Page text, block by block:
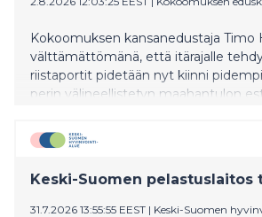
Kokoomuksen kansanedustaja Timo
välttämättömänä, että itärajalle
riistaportit pidetään nyt kiinni
perin välineellistetyn maahantulon
levittämän afrikkalaisen sikaruton
Keski-Suomen pelastuslaitos
31.7.2026 13:55:55 EEST | Keski-Suomen